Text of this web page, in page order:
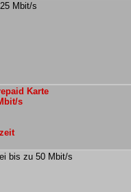
Mbit/s
Karte
s
bis zu 50 Mbit/s